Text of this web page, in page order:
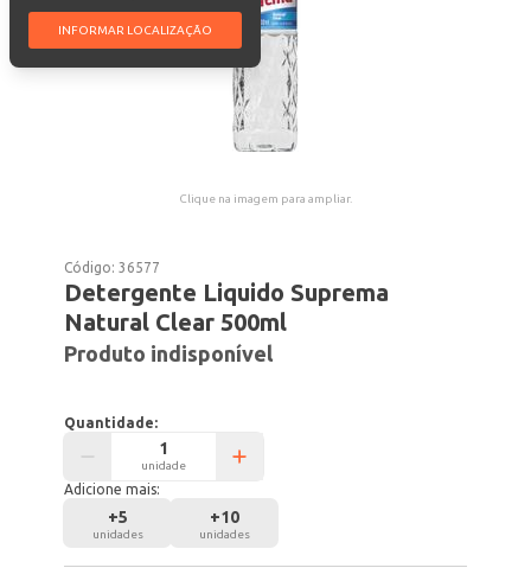
INFORMAR LOCALIZAÇÃO
Clique na imagem para ampliar.
Código:36577
Detergente Liquido Suprema
Natural Clear 500ml
Produto indisponível
Quantidade:
unidade
Adicione mais:
+5
unidades
+10
unidades